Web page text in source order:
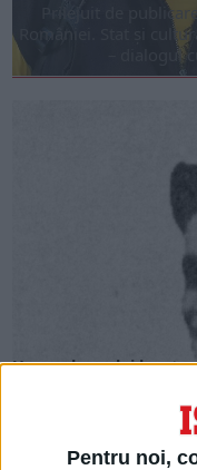
Pentru noi,
Prilejuit de
României. Stat și
– dialogul
Un as al cerului
În anii Războiului de
noştri au executat
aceşti